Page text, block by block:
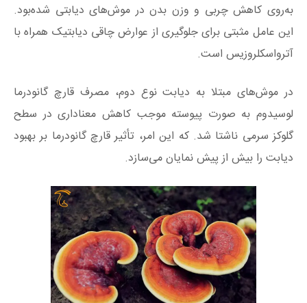
به‌روی کاهش چربی و وزن بدن در موش‌های دیابتی شده‌بود.
این عامل مثبتی برای جلوگیری از عوارض چاقی دیابتیک همراه با
آترواسکلروزیس است.
در موش‌های مبتلا به دیابت نوع دوم، مصرف قارچ گانودرما
لوسیدوم به صورت پیوسته موجب کاهش معناداری در سطح
گلوکز سرمی ناشتا شد. که این امر، تأثیر قارچ گانودرما بر بهبود
دیابت را بیش از پیش نمایان می‌سازد.